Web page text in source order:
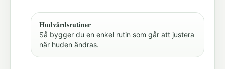
Hudvårdsrutiner
Så bygger du en enkel rutin som går att justera
när huden ändras.